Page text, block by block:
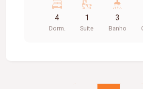
Piscina. Imovel possui placas
4
Dorm.
1
Suite
3
Banho